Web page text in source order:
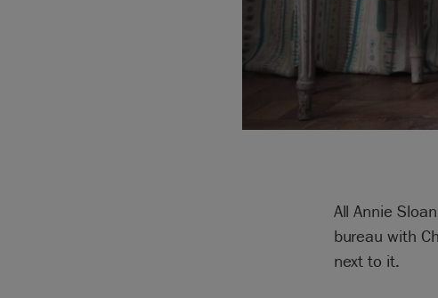
All Annie
bureau with
next to it.